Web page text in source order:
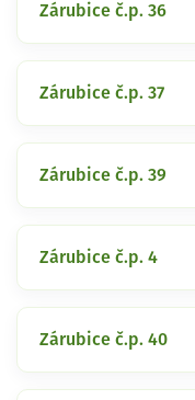
Zárubice č.p. 36
Zárubice č.p. 37
Zárubice č.p. 39
Zárubice č.p. 4
Zárubice č.p. 40